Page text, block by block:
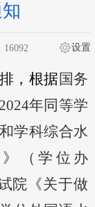
16092 设置
，根据国务
2024年同等学
学科综合水
（学位办
院《关于做